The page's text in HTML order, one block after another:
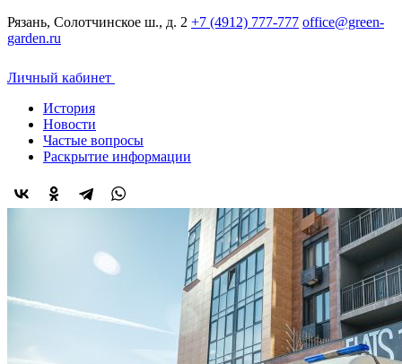
Рязань, Солотчинское ш., д. 2 +7 (4912) 777-777 office@green-
garden.ru
Личный кабинет
История
Новости
Частые вопросы
Раскрытие информации